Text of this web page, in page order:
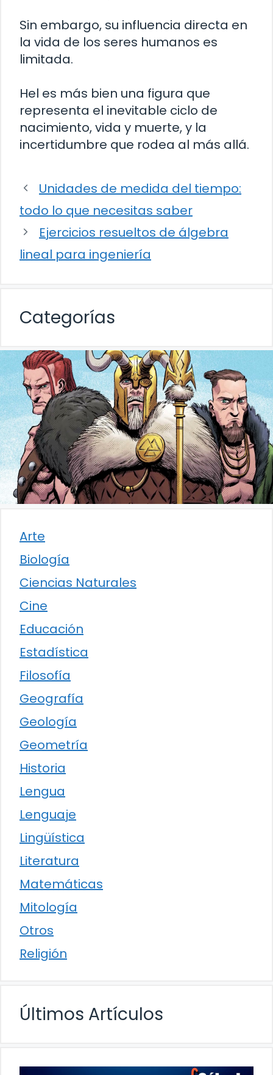
Sin embargo, su influencia directa en
la vida de los seres humanos es
limitada.
Hel es más bien una figura que
representa el inevitable ciclo de
nacimiento, vida y muerte, y la
incertidumbre que rodea al más allá.
Unidades de medida del tiempo:
todo lo que necesitas saber
Ejercicios resueltos de álgebra
lineal para ingeniería
Categorías
Arte
Biología
Ciencias Naturales
Cine
Educación
Estadística
Filosofía
Geografía
Geología
Geometría
Historia
Lengua
Lenguaje
Lingüística
Literatura
Matemáticas
Mitología
Otros
Religión
Últimos Artículos